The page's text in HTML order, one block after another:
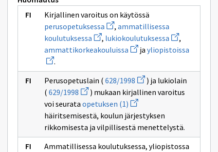
Kirjallinen varoitus on käytössä
perusopetuksessa Avaa
uuden
ikkunan
sivulle
perusopetuksessa
, ammatillisessa
koulutuksessa Avaa
uuden
ikkunan
koulutuksessa
, lukiokoulutuksessa Avaa
uuden
ikkunan
,
ammattikorkeakouluissa Avaa
uuden
sivulle
ammattikorkeakouluissa
ja yliopistoissa
sivulle
.
Perusopetuslain ( 628/1998 Avaa
uuden
ikkunan
sivulle
628/1998
) ja lukiolain
( 629/1998 Avaa
uuden
ikkunan
sivulle
629/1998
) mukaan kirjallinen varoitus
voi seurata opetuksen (1) Avaa
uuden
ikkunan
sivulle
opetuksen
(1)
häiritsemisestä, koulun järjestyksen
rikkomisesta ja vilpillisestä menettelystä.
Ammatillisessa koulutuksessa, yliopistossa